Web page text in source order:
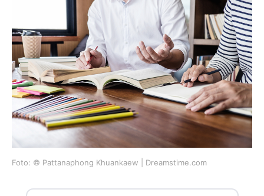
Foto: © Pattanaphong Khuankaew | Dreamstime.com